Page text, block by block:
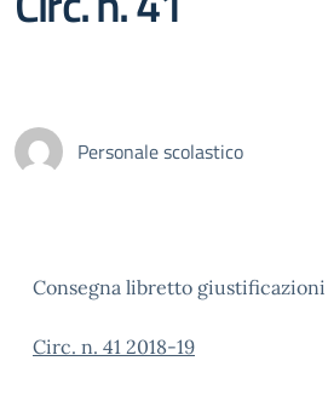
Personale scolastico
Consegna libretto giustificazioni
Circ. n. 41 2018-19